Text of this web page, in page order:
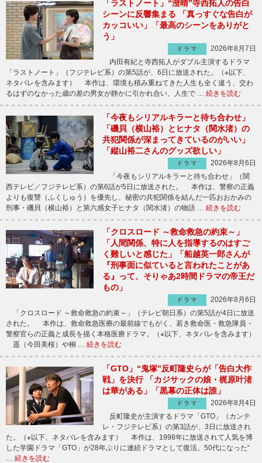
「ラストノート」“澄晴”寺西拓人の告白
シーンに反響集まる 「真っすぐな告白が
カッコいい」「最高のシーンをありがと
う」
ドラマ
2026年8月7日
内田有紀と寺西拓人がダブル主演するドラマ
「ラストノート」（フジテレビ系）の第5話が、6日に放送された。（※以下、
ネタバレを含みます） 本作は、環境も積み重ねてきた人生も全く違う、交わ
るはずのなかった歳の差の男女が静かに引かれ合い、人生で … 続きを読む
「今夜もシリアルキラーと待ち合わせ」
「磯貝（横山裕）とヒナタ（関水渚）の
共犯関係が深まってきているのがいい」
「縦山裕二さんのグッズ欲しい」
ドラマ
2026年8月6日
「今夜もシリアルキラーと待ち合わせ」（関
西テレビ／フジテレビ系）の第6話が5日に放送された。 本作は、警察の正義
よりも復讐（ふくしゅう）を優先し、秘密の共犯関係を結んだ一匹おおかみの
刑事・磯貝（横山裕）と第六感女子ヒナタ（関水渚）の物語 … 続きを読む
「クロスロード ～救命救急の約束～」
「人間関係、特に人を指導するのはすご
く難しいと感じた」「船越英一郎さんが
『刑事面に似ていると言われたことがあ
る』って、そりゃあ2時間ドラマの帝王だ
もの」
ドラマ
2026年8月6日
「クロスロード ～救命救急の約束～」（テレビ朝日系）の第5話が4日に放送
された。 本作は、救命救急医療の最前線でもがく、若き救命医・救急隊員・
警察官らの正義と成長を描く本格医療ドラマ。（※以下、ネタバレを含みます）
遥（今田美桜）や桐 … 続きを読む
「GTO」“鬼塚”反町隆史らが「告白大作
戦」を決行 「カジサックの娘・梶原叶渚
は華がある」「黒幕の正体は誰」
ドラマ
2026年8月4日
反町隆史が主演するドラマ「GTO」（カンテ
レ・フジテレビ系）の第3話が、3日に放送され
た。（※以下、ネタバレを含みます） 本作は、1998年に放送されて人気を博
した学園ドラマ「GTO」が28年ぶりに連続ドラマとして復活。50代になった“
… 続きを読む